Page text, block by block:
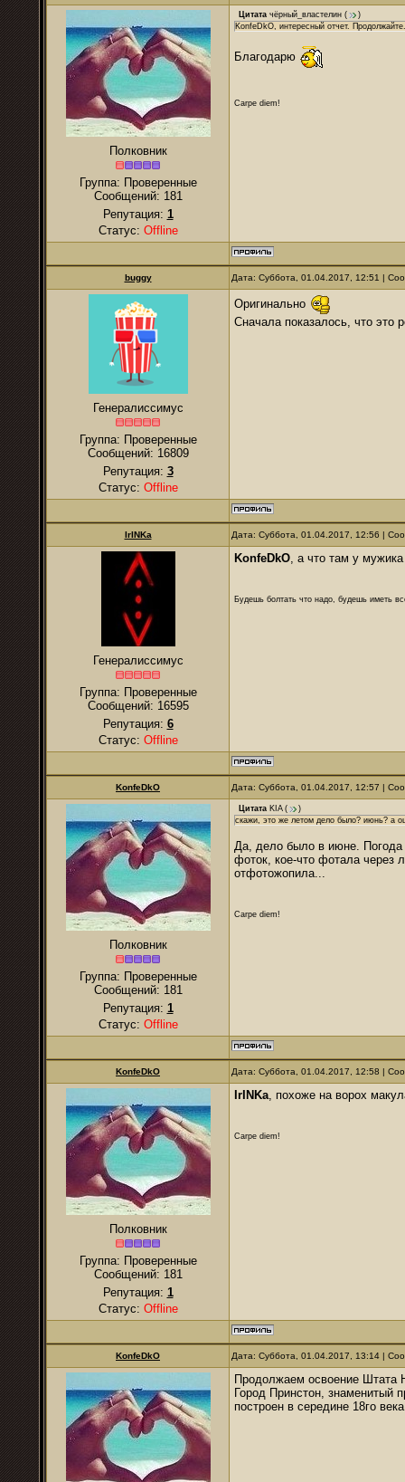
Полковник
Группа: Проверенные
Сообщений: 181
Репутация: 1
Статус: Offline
Цитата чёрный_властелин (
)
KonfeDkO, интересный отчет.
Благодарю
Carpe diem!
buggy Дата: Суббота, 01.04.2017, 12:51 |
Генералиссимус
Группа: Проверенные
Сообщений: 16809
Репутация: 3
Статус: Offline
Оригинально
Сначала показалось, что это
IrINKa Дата: Суббота, 01.04.2017, 12:56 |
Генералиссимус
Группа: Проверенные
Сообщений: 16595
Репутация: 6
Статус: Offline
KonfeDkO, а что там у
Будешь болтать что надо, будешь иметь
KonfeDkO Дата: Суббота, 01.04.2017, 12:57 |
Полковник
Группа: Проверенные
Сообщений: 181
Репутация: 1
Статус: Offline
Цитата KIA(
)
скажи, это же летом дело было? июнь? а
Да, дело было в июне.
фоток, кое-что фотала через
отфотожопила...
Carpe diem!
KonfeDkO Дата: Суббота, 01.04.2017, 12:58 |
Полковник
Группа: Проверенные
Сообщений: 181
Репутация: 1
Статус: Offline
IrINKa, похоже на ворох
Carpe diem!
KonfeDkO Дата: Суббота, 01.04.2017, 13:14 |
Продолжаем освоение Штата
Город Принстон, знаменитый
построен в середине 18го